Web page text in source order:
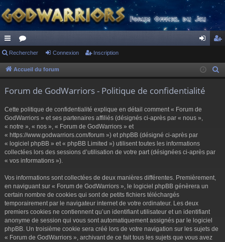
ac
co
s
or
u ne cri
Rechercher Connexion Inscription
Accueil du forum
Forum de GodWarriors - Politique de confidentialité
Cette politique de confidentialité explique en détail comment « Forum de
GodWarriors » et ses partenaires affiliés (désignés ci-après par « nous »,
« notre », « nos », « Forum de GodWarriors » et
« https://www.godwarriors.com/forum ») et phpBB (désigné ci-après par
« logiciel phpBB » et « phpBB Limited ») utilisent toutes les informations
collectées lors des sessions d’utilisation de votre part (désignées ci-après par
« vos informations »).
Vos informations sont collectées de deux manières différentes. Premièrement,
en naviguant sur « Forum de GodWarriors », le logiciel phpBB génèrera un
certain nombre de cookies qui sont de petits fichiers téléchargés
temporairement par le navigateur internet de votre ordinateur. Les deux
premiers cookies ne contiennent qu’un identifiant utilisateur et un identifiant
anonyme de session qui vous sont automatiquement assignés par le logiciel
phpBB. Un troisième cookie sera créé lors de votre navigation sur les sujets de
« Forum de GodWarriors », archivant de ce fait tous les sujets que vous avez